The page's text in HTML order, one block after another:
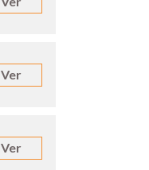
Ver
Ver